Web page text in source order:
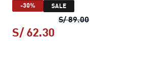
-30% SALE
S/ 89.00Botella de
S/ 62.30